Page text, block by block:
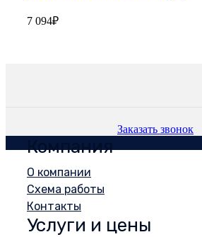
7 094₽
Заказать звонок
Компания
О компании
Схема работы
Контакты
Услуги и цены